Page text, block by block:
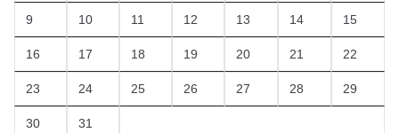
9 10 11 12 13 14 15
16 17 18 19 20 21 22
23 24 25 26 27 28 29
30 31